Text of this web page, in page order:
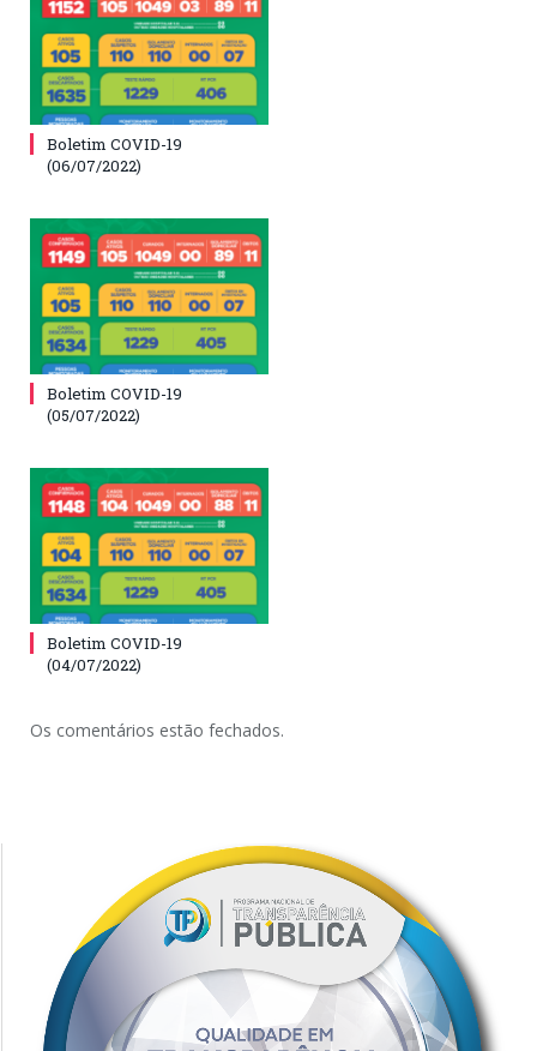
Boletim COVID-19
(06/07/2022)
Boletim COVID-19
(05/07/2022)
Boletim COVID-19
(04/07/2022)
Os comentários estão fechados.